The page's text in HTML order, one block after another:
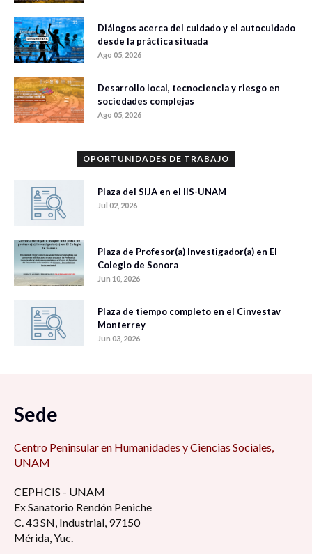
Diálogos acerca del cuidado y el autocuidado
desde la práctica situada
Ago 05, 2026
Desarrollo local, tecnociencia y riesgo en
sociedades complejas
Ago 05, 2026
OPORTUNIDADES DE TRABAJO
Plaza del SIJA en el IIS-UNAM
Jul 02, 2026
Plaza de Profesor(a) Investigador(a) en El
Colegio de Sonora
Jun 10, 2026
Plaza de tiempo completo en el Cinvestav
Monterrey
Jun 03, 2026
Sede
Centro Peninsular en Humanidades y Ciencias Sociales,
UNAM
CEPHCIS - UNAM
Ex Sanatorio Rendón Peniche
C. 43 SN, Industrial, 97150
Mérida, Yuc.